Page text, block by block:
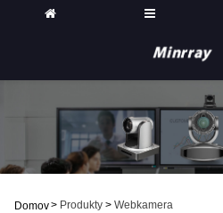
Domov> Produkty > Webkamera